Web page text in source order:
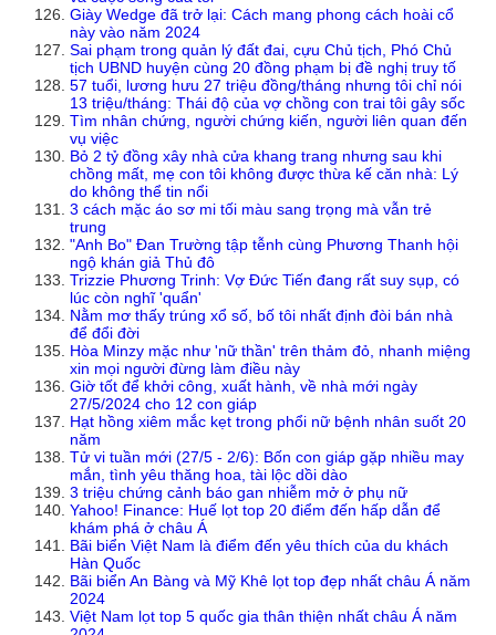
Giày Wedge đã trở lại: Cách mang phong cách hoài cổ
này vào năm 2024
Sai phạm trong quản lý đất đai, cựu Chủ tịch, Phó Chủ
tịch UBND huyện cùng 20 đồng phạm bị đề nghị truy tố
57 tuổi, lương hưu 27 triệu đồng/tháng nhưng tôi chỉ nói
13 triệu/tháng: Thái độ của vợ chồng con trai tôi gây sốc
Tìm nhân chứng, người chứng kiến, người liên quan đến
vụ việc
Bỏ 2 tỷ đồng xây nhà cửa khang trang nhưng sau khi
chồng mất, mẹ con tôi không được thừa kế căn nhà: Lý
do không thể tin nổi
3 cách mặc áo sơ mi tối màu sang trọng mà vẫn trẻ
trung
"Anh Bo" Đan Trường tập tễnh cùng Phương Thanh hội
ngộ khán giả Thủ đô
Trizzie Phương Trinh: Vợ Đức Tiến đang rất suy sụp, có
lúc còn nghĩ 'quẩn'
Nằm mơ thấy trúng xổ số, bố tôi nhất định đòi bán nhà
để đổi đời
Hòa Minzy mặc như 'nữ thần' trên thảm đỏ, nhanh miệng
xin mọi người đừng làm điều này
Giờ tốt để khởi công, xuất hành, về nhà mới ngày
27/5/2024 cho 12 con giáp
Hạt hồng xiêm mắc kẹt trong phổi nữ bệnh nhân suốt 20
năm
Tử vi tuần mới (27/5 - 2/6): Bốn con giáp gặp nhiều may
mắn, tình yêu thăng hoa, tài lộc dồi dào
3 triệu chứng cảnh báo gan nhiễm mở ở phụ nữ
Yahoo! Finance: Huế lọt top 20 điểm đến hấp dẫn để
khám phá ở châu Á
Bãi biển Việt Nam là điểm đến yêu thích của du khách
Hàn Quốc
Bãi biển An Bàng và Mỹ Khê lọt top đẹp nhất châu Á năm
2024
Việt Nam lọt top 5 quốc gia thân thiện nhất châu Á năm